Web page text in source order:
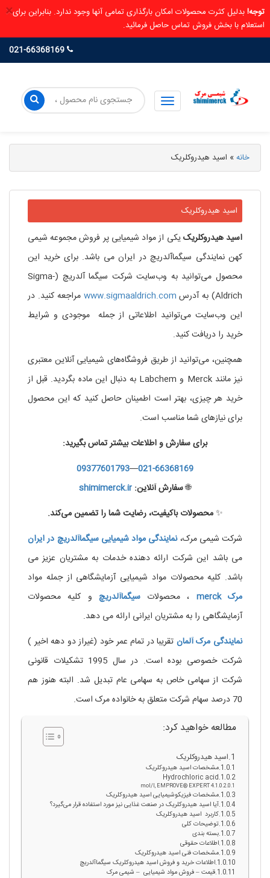
× توجه!بدلیل کثرت محصولات امکان بارگذاری تمامی آنها وجود ندارد. بنابراین برای
استعلام با بخش فروش تماس حاصل فرمائید.
خانه» اسید هیدروکلریک
اسید هیدروکلریک
اسیدهیدروکلریکیکی از مواد شیمیایی پر فروش مجموعه شیمی
کهن نمایندگی سیگماآلدریچ در ایران می باشد. برای خرید این
محصول می‌توانید به وب‌سایت شرکت سیگما آلدریچ (Sigma-
Aldrich) به آدرس
www.sigmaaldrich.com مراجعه کنید. در
این وب‌سایت می‌توانید اطلاعاتی از جمله موجودی و شرایط
خرید را دریافت کنید.
همچنین، می‌توانید از طریق فروشگاه‌های شیمیایی آنلاین معتبری
نیز مانند Merck و Labchem به دنبال این ماده بگردید. قبل از
خرید هر چیزی، بهتر است اطمینان حاصل کنید که این محصول
برای نیازهای شما مناسب است.
برای سفارش و اطلاعات بیشتر تماس بگیرید:
021-66368169
—
09377601793
🌐سفارش آنلاین: shimimerck.ir
✨محصولات باکیفیت، رضایت شما را تضمین می‌کند.
شرکت شیمی مرک،نمایندگی موادشیمیایی سیگماآلدریچ درایران
می باشد این شرکت ارائه دهنده خدمات به مشتریان عزیز می
باشد. کلیه محصولات مواد شیمیایی آزمایشگاهی از جمله مواد
مرک merck ، محصولاتسیگماآلدریچ و کلیه محصولات
آزمایشگاهی را به مشتریان ایرانی ارائه می دهد.
نمایندگی مرکآلمان تقریبا در تمام عمر خود (غیراز دو دهه اخیر )
شرکت خصوصی بوده است. در سال 1995 تشکیلات قانونی
شرکت از سهامی خاص به سهامی عام تبدیل شد. البته هنوز هم
70 درصد سهام شرکت متعلق به خانواده مرک است.
مطالعه خواهید کرد:
اسید هیدروکلریک
مشخصات اسید هیدروکلریک
Hydrochloric acid
4 mol/l, EMPROVE® EXPERT
مشخصات فیزیکوشیمیایی اسید هیدروکلریک
آیا اسید هیدروکلریک در صنعت غذایی نیز مورد استفاده قرار می‌گیرد؟
کاربرد اسید هیدروکلریک
توضیحات کلی
بسته بندی
اطلاعات حقوقی
مشخصات فنی اسید هیدروکلریک
اطلاعات خرید و فروش اسید هیدروکلریک سیگماآلدریچ
قیمت – فروش مواد شیمیایی – شیمی مرک